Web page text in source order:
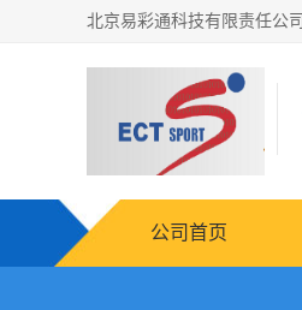
公司首页